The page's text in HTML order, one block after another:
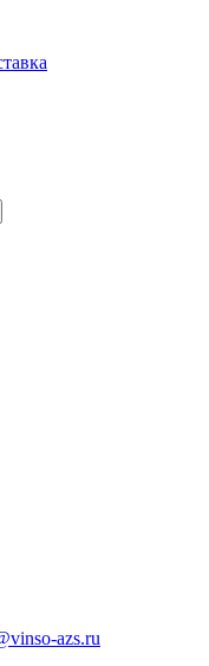
azs.ru